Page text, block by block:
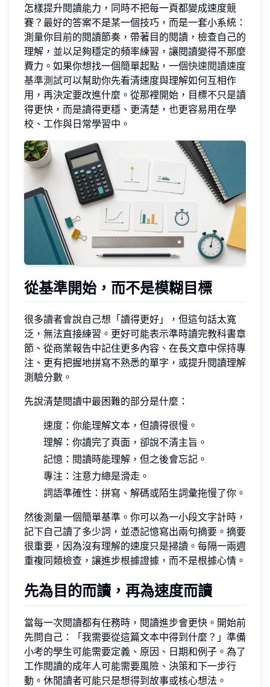
怎樣提升閱讀能力，同時不把每一頁都變成速度競
賽？最好的答案不是某一個技巧，而是一套小系統：
測量你目前的閱讀節奏，帶著目的閱讀，檢查自己的
理解，並以足夠穩定的頻率練習，讓閱讀變得不那麼
費力。如果你想找一個簡單起點，一個快速閱讀速度
基準測試可以幫助你先看清速度與理解如何互相作
用，再決定要改進什麼。從那裡開始，目標不只是讀
得更快，而是讀得更穩、更清楚，也更容易用在學
校、工作與日常學習中。
從基準開始，而不是模糊目標
很多讀者會說自己想「讀得更好」，但這句話太寬
泛，無法直接練習。更好可能表示準時讀完教科書章
節、從商業報告中記住更多內容、在長文章中保持專
注、更有把握地拼寫不熟悉的單字，或提升閱讀理解
測驗分數。
先說清楚閱讀中最困難的部分是什麼：
速度：你能理解文本，但讀得很慢。
理解：你讀完了頁面，卻說不清主旨。
記憶：閱讀時能理解，但之後會忘記。
專注：注意力總是滑走。
詞語準確性：拼寫、解碼或陌生詞彙拖慢了你。
然後測量一個簡單基準。你可以為一小段文字計時，
記下自己讀了多少詞，並憑記憶寫出兩句摘要。摘要
很重要，因為沒有理解的速度只是掃讀。每隔一兩週
重複同類檢查，讓進步根據證據，而不是根據心情。
先為目的而讀，再為速度而讀
當每一次閱讀都有任務時，閱讀進步會更快。開始前
先問自己：「我需要從這篇文本中得到什麼？」準備
小考的學生可能需要定義、原因、日期和例子。為了
工作閱讀的成年人可能需要風險、決策和下一步行
動。休閒讀者可能只是想得到故事或核心想法。